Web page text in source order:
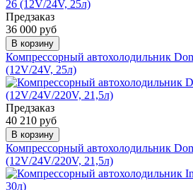
Предзаказ
36 000 руб
В корзину
Компрессорный автохолодильник
(12V/24V, 25л)
Предзаказ
40 210 руб
В корзину
Компрессорный автохолодильник
(12V/24V/220V, 21,5л)